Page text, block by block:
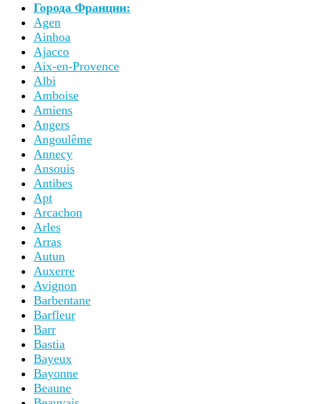
Города Франции:
Agen
Ainhoa
Ajacco
Aix-en-Provence
Albi
Amboise
Amiens
Angers
Angoulême
Annecy
Ansouis
Antibes
Apt
Arcachon
Arles
Arras
Autun
Auxerre
Avignon
Barbentane
Barfleur
Barr
Bastia
Bayeux
Bayonne
Beaune